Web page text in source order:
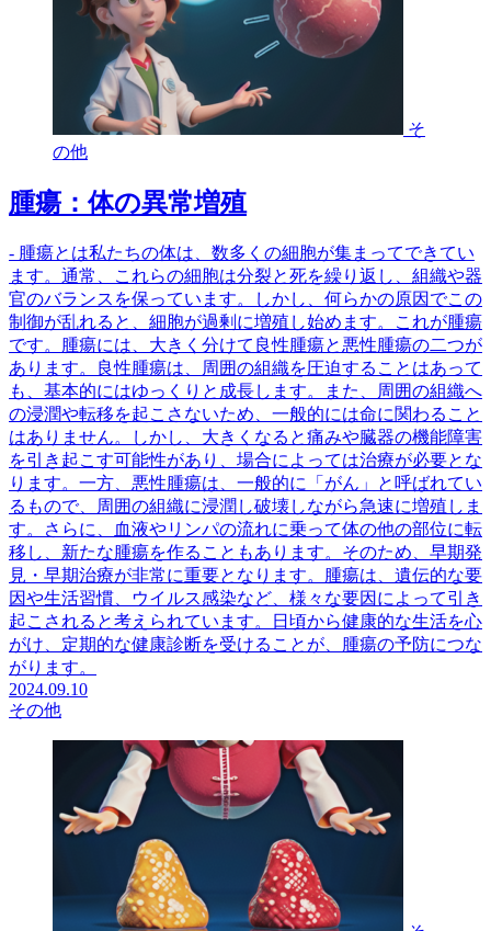
そ
の他
腫瘍：体の異常増殖
- 腫瘍とは私たちの体は、数多くの細胞が集まってできてい
ます。通常、これらの細胞は分裂と死を繰り返し、組織や器
官のバランスを保っています。しかし、何らかの原因でこの
制御が乱れると、細胞が過剰に増殖し始めます。これが腫瘍
です。腫瘍には、大きく分けて良性腫瘍と悪性腫瘍の二つが
あります。良性腫瘍は、周囲の組織を圧迫することはあって
も、基本的にはゆっくりと成長します。また、周囲の組織へ
の浸潤や転移を起こさないため、一般的には命に関わること
はありません。しかし、大きくなると痛みや臓器の機能障害
を引き起こす可能性があり、場合によっては治療が必要とな
ります。一方、悪性腫瘍は、一般的に「がん」と呼ばれてい
るもので、周囲の組織に浸潤し破壊しながら急速に増殖しま
す。さらに、血液やリンパの流れに乗って体の他の部位に転
移し、新たな腫瘍を作ることもあります。そのため、早期発
見・早期治療が非常に重要となります。腫瘍は、遺伝的な要
因や生活習慣、ウイルス感染など、様々な要因によって引き
起こされると考えられています。日頃から健康的な生活を心
がけ、定期的な健康診断を受けることが、腫瘍の予防につな
がります。
2024.09.10
その他